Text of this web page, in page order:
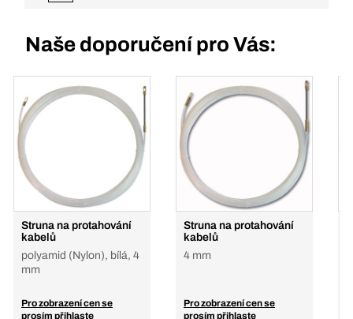
Naše doporučení pro Vás:
Struna na protahování
kabelů
polyamid (Nylon), bílá, 4
mm
Pro zobrazení cen se
prosím přihlaste
Struna na protahování
kabelů
4 mm
Pro zobrazení cen se
prosím přihlaste